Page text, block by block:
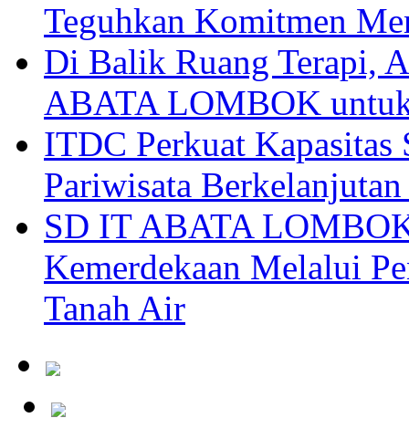
Teguhkan Komitmen
Di Balik Ruang Terapi,
ABATA LOMBOK
ITDC Perkuat
Pariwisata
SD IT ABATA
Kemerdekaan Melalui
Tanah Air